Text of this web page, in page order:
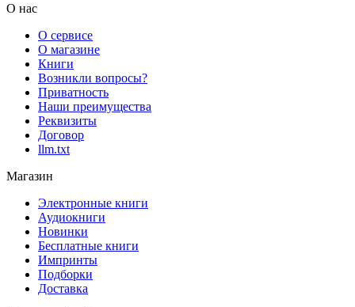
О нас
О сервисе
О магазине
Книги
Возникли вопросы?
Приватность
Наши преимущества
Реквизиты
Договор
llm.txt
Магазин
Электронные книги
Аудиокниги
Новинки
Бесплатные книги
Импринты
Подборки
Доставка